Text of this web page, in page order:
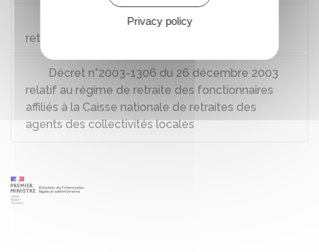
Code des pensions civiles et militaires de
retraite : article L14
Décret n°2003-1306 du 26 décembre 2003
relatif au régime de retraite des fonctionnaires
affiliés à la Caisse nationale de retraites des
agents des collectivités locales
Privacy policy